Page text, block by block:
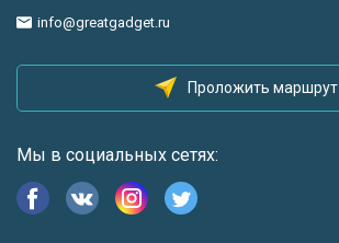
info@greatgadget.ru
Проложить маршрут
Мы в социальных сетях: